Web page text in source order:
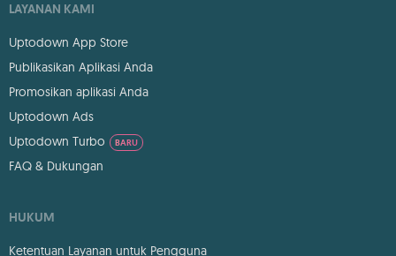
LAYANAN KAMI
Uptodown App Store
Publikasikan Aplikasi Anda
Promosikan aplikasi Anda
Uptodown Ads
Uptodown Turbo
BARU
FAQ & Dukungan
HUKUM
Ketentuan Layanan untuk Pengguna